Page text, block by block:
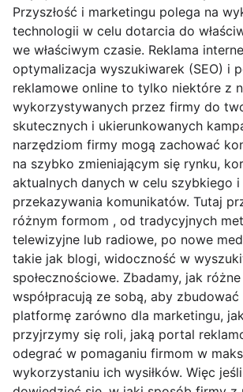
Przyszłość i marketingu polega na
technologii w celu dotarcia do
we właściwym czasie. Reklama
optymalizacja wyszukiwarek (SEO) i
reklamowe online to tylko niektóre z
wykorzystywanych przez firmy do
skutecznych i ukierunkowanych
narzędziom firmy mogą zachować
na szybko zmieniającym się rynku,
aktualnych danych w celu szybkiego
przekazywania komunikatów. Tutaj
różnym formom , od tradycyjnych
telewizyjne lub radiowe, po nowe
takie jak blogi, widoczność w
społecznościowe. Zbadamy, jak
współpracują ze sobą, aby zbudować
platformę zarówno dla marketingu,
przyjrzymy się roli, jaką portal
odegrać w pomaganiu firmom w
wykorzystaniu ich wysiłków. Więc